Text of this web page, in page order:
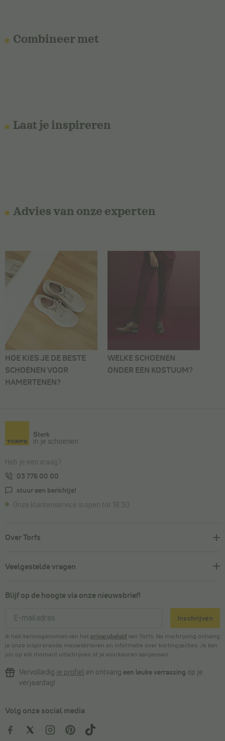
Combineer met
Laat je inspireren
Advies van onze experten
HOE KIES JE DE BESTE
SCHOENEN VOOR
HAMERTENEN?
WELKE SCHOENEN
ONDER EEN KOSTUUM?
Sterk
in je schoenen
Heb je een vraag?
03 776 00 00
stuur een berichtje!
Onze klantenservice is open tot 18:30
Over Torfs
Veelgestelde vragen
Blijf op de hoogte via onze nieuwsbrief!
Inschrijven
Ik heb kennisgenomen van het privacybeleid van Torfs. Na inschrijving ontvang
je onze inspirerende nieuwsbrieven en informatie over kortingsacties. Je kan
jou op elk moment uitschrijven of je voorkeuren aanpassen.
Vervolledig je profiel en ontvang een leuke verrassing op je
verjaardag!
Volg onze social media